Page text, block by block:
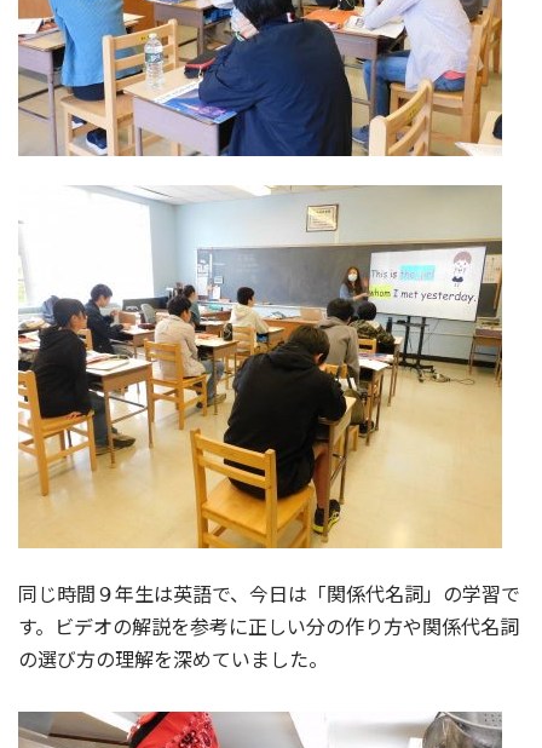
同じ時間９年生は英語で、今日は「関係代名詞」の学習で
す。ビデオの解説を参考に正しい分の作り方や関係代名詞
の選び方の理解を深めていました。